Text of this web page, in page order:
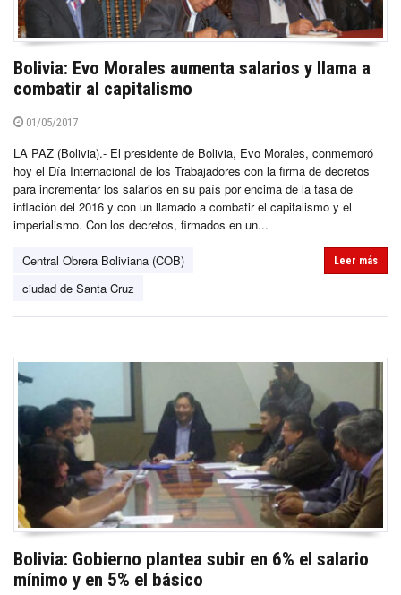
Bolivia: Evo Morales aumenta salarios y llama a
combatir al capitalismo
01/05/2017
LA PAZ (Bolivia).- El presidente de Bolivia, Evo Morales, conmemoró
hoy el Día Internacional de los Trabajadores con la firma de decretos
para incrementar los salarios en su país por encima de la tasa de
inflación del 2016 y con un llamado a combatir el capitalismo y el
imperialismo. Con los decretos, firmados en un...
Central Obrera Boliviana (COB)
ciudad de Santa Cruz
Leer más
Bolivia: Gobierno plantea subir en 6% el salario
mínimo y en 5% el básico